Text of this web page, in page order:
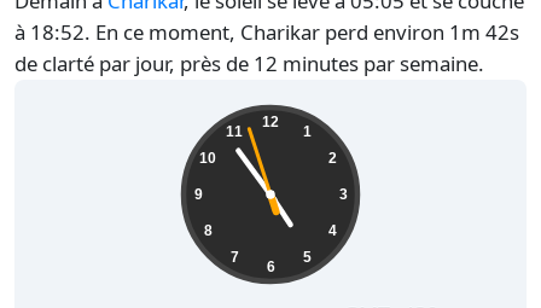
à 18:52. En ce moment, Charikar perd environ 1m 42s
de clarté par jour, près de 12 minutes par semaine.
12
1
2
3
4
5
6
7
8
9
10
11